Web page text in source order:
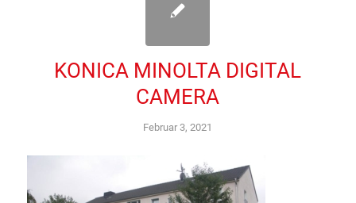
KONICA MINOLTA DIGITAL
CAMERA
Februar 3, 2021